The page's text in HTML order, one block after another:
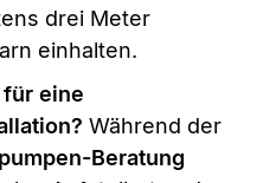
drei Meter
einhalten.
für eine
Während der
Beratung